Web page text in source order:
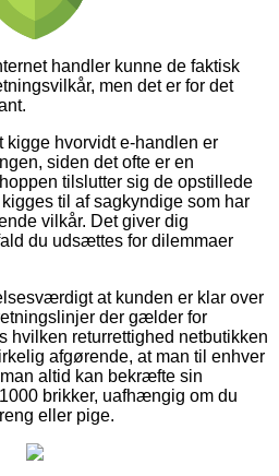
handler kunne de faktisk
men det er for det
hvorvidt e-handlen er
siden det ofte er en
tilslutter sig de opstillede
til af sagkyndige som har
vilkår. Det giver dig
du udsættes for dilemmaer
at kunden er klar over
der gælder for
hvilken returrettighed netbutikken
afgørende, at man til enhver
altid kan bekræfte sin
brikker, uafhængig om du
eller pige.